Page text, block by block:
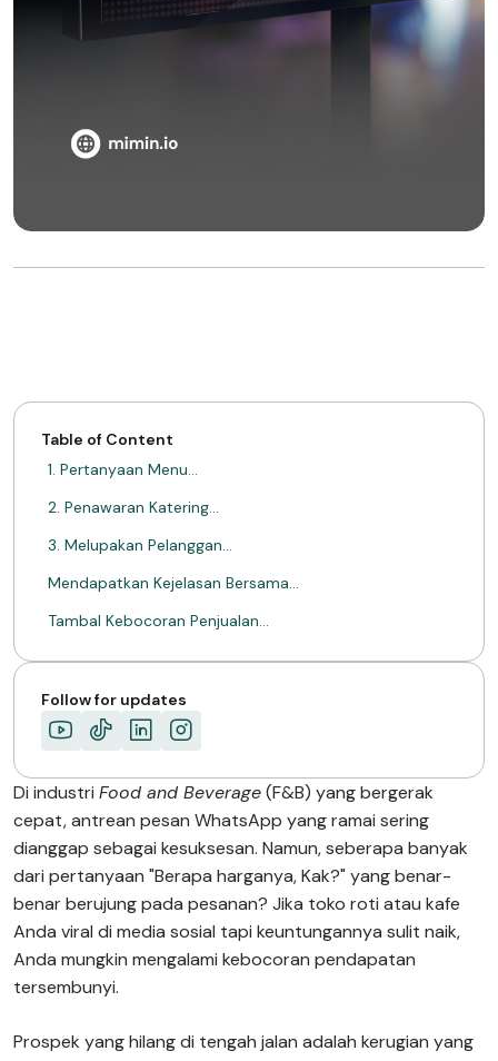
Table of Content
1. Pertanyaan Menu…
2. Penawaran Katering…
3. Melupakan Pelanggan…
Mendapatkan Kejelasan Bersama…
Tambal Kebocoran Penjualan…
TENTANG MIMIN
Follow for updates
Di industri Food and Beverage(F&B) yang bergerak
cepat, antrean pesan WhatsApp yang ramai sering
dianggap sebagai kesuksesan. Namun, seberapa banyak
dari pertanyaan "Berapa harganya, Kak?" yang benar-
benar berujung pada pesanan? Jika toko roti atau kafe
Anda viral di media sosial tapi keuntungannya sulit naik,
Anda mungkin mengalami kebocoran pendapatan
tersembunyi.
Prospek yang hilang di tengah jalan adalah kerugian yang